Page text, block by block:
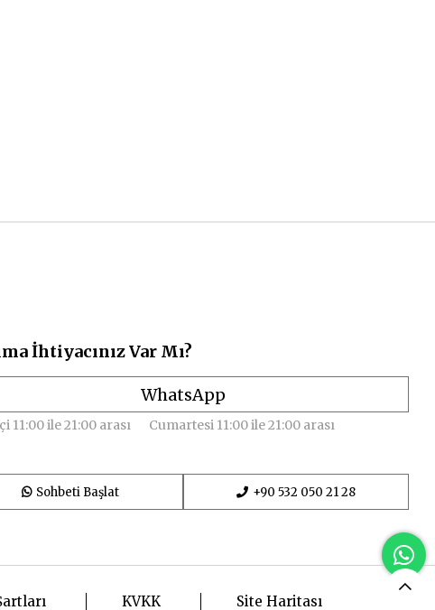
İhtiyacınız Var Mı?
WhatsApp
11:00 ile 21:00 arası Cumartesi 11:00 ile 21:00 arası
Sohbeti Başlat +90 532 050 21 28
KVKK Site Haritası